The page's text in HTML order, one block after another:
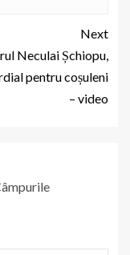
Next
Neculai Șchiopu,
pentru coșuleni
– video